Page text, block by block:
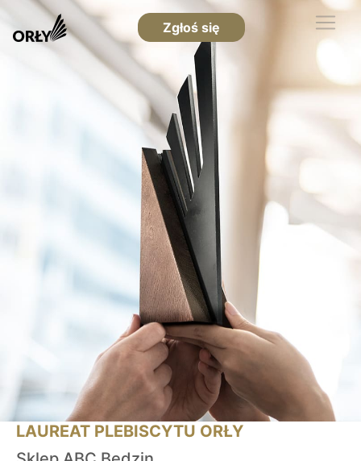
Zgłoś się
LAUREAT PLEBISCYTU ORŁY